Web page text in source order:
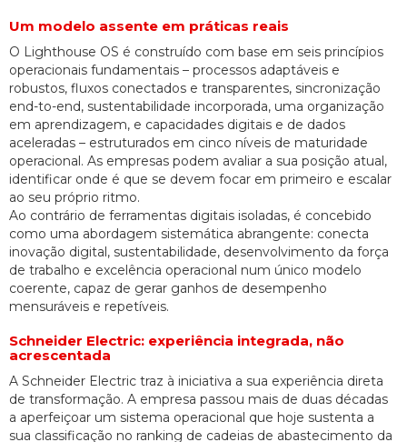
Um modelo assente em práticas reais
O Lighthouse OS é construído com base em seis princípios
operacionais fundamentais – processos adaptáveis e
robustos, fluxos conectados e transparentes, sincronização
end-to-end, sustentabilidade incorporada, uma organização
em aprendizagem, e capacidades digitais e de dados
aceleradas – estruturados em cinco níveis de maturidade
operacional. As empresas podem avaliar a sua posição atual,
identificar onde é que se devem focar em primeiro e escalar
ao seu próprio ritmo.
Ao contrário de ferramentas digitais isoladas, é concebido
como uma abordagem sistemática abrangente: conecta
inovação digital, sustentabilidade, desenvolvimento da força
de trabalho e excelência operacional num único modelo
coerente, capaz de gerar ganhos de desempenho
mensuráveis e repetíveis.
Schneider Electric: experiência integrada, não
acrescentada
A Schneider Electric traz à iniciativa a sua experiência direta
de transformação. A empresa passou mais de duas décadas
a aperfeiçoar um sistema operacional que hoje sustenta a
sua classificação no ranking de cadeias de abastecimento da